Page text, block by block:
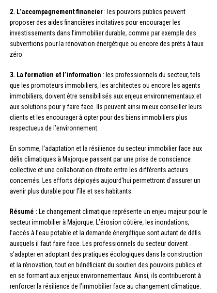
2. L’accompagnement financier : les pouvoirs publics peuvent
proposer des aides financières incitatives pour encourager les
investissements dans l’immobilier durable, comme par exemple des
subventions pour la rénovation énergétique ou encore des prêts à taux
zéro.
3. La formation et l’information : les professionnels du secteur, tels
que les promoteurs immobiliers, les architectes ou encore les agents
immobiliers, doivent être sensibilisés aux enjeux environnementaux et
aux solutions pour y faire face. Ils peuvent ainsi mieux conseiller leurs
clients et les encourager à opter pour des biens immobiliers plus
respectueux de l’environnement.
En somme, l’adaptation et la résilience du secteur immobilier face aux
défis climatiques à Majorque passent par une prise de conscience
collective et une collaboration étroite entre les différents acteurs
concernés. Les efforts déployés aujourd’hui permettront d’assurer un
avenir plus durable pour l’île et ses habitants.
Résumé : Le changement climatique représente un enjeu majeur pour le
secteur immobilier à Majorque. L’érosion côtière, les inondations,
l’accès à l’eau potable et la demande énergétique sont autant de défis
auxquels il faut faire face. Les professionnels du secteur doivent
s’adapter en adoptant des pratiques écologiques dans la construction
et la rénovation, tout en bénéficiant du soutien des pouvoirs publics et
en se formant aux enjeux environnementaux. Ainsi, ils contribueront à
renforcer la résilience de l’immobilier face au changement climatique.